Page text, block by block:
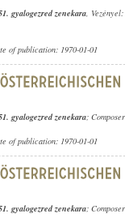
gyalogezred zenekara, Vezényel:
of publication: 1970-01-01
gyalogezred zenekara;
of publication: 1970-01-01
gyalogezred zenekara;